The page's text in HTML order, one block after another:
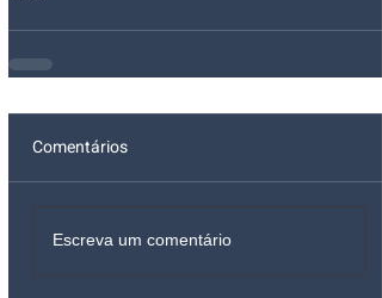
Comentários
Escreva um comentário